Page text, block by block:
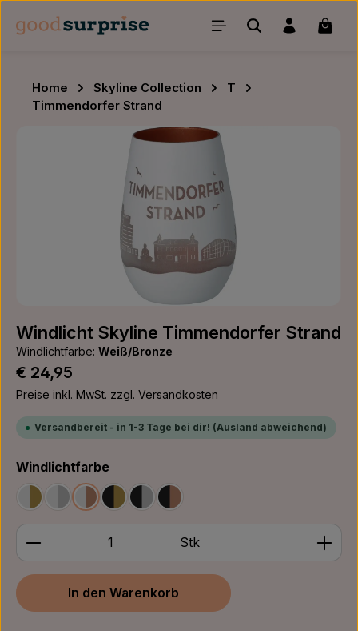
Zum Hauptinhalt springen
Home Skyline Collection
T
Timmendorfer Strand
Bildergalerie überspringen
Windlicht Skyline Timmendorfer Strand
Windlichtfarbe: Weiß/Bronze
Regulärer Preis:
€ 24,95
Preise inkl. MwSt. zzgl. Versandkosten
Versandbereit - in 1-3 Tage bei dir! (Ausland abweichend)
Windlichtfarbeauswählen
Weiß/GoldWeiß/Silber
Weiß/Bronze
Schwarz/Gold
Schwarz/Silber
Schwarz/Bronze
Produkt Anzahl: Gib den gewünschten Wert ein
Stk
In den Warenkorb